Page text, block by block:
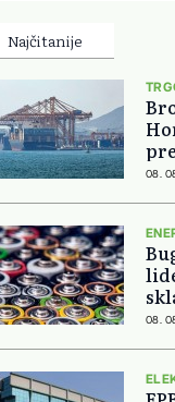
Najčitanije
08.
08.